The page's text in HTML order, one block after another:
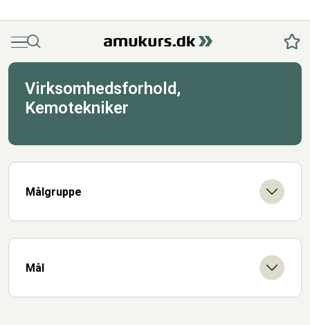
MenuSøg
Virksomhedsforhold,
Kemotekniker
Målgruppe
Mål